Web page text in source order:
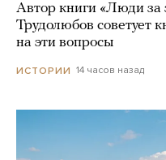
Автор книги «Люди
Трудолюбов советует
на эти вопросы
ИСТОРИИ 14 часов назад